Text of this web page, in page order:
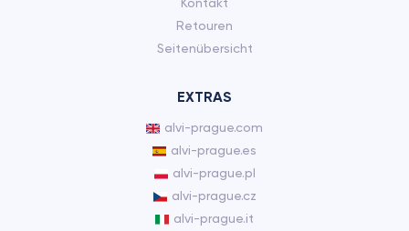
Retouren
Seitenübersicht
EXTRAS
alvi-prague.com
alvi-prague.es
alvi-prague.pl
alvi-prague.cz
alvi-prague.it